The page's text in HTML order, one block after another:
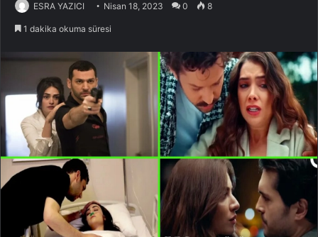
ESRA YAZICI Nisan 18, 2023 0 8
1 dakika okuma süresi